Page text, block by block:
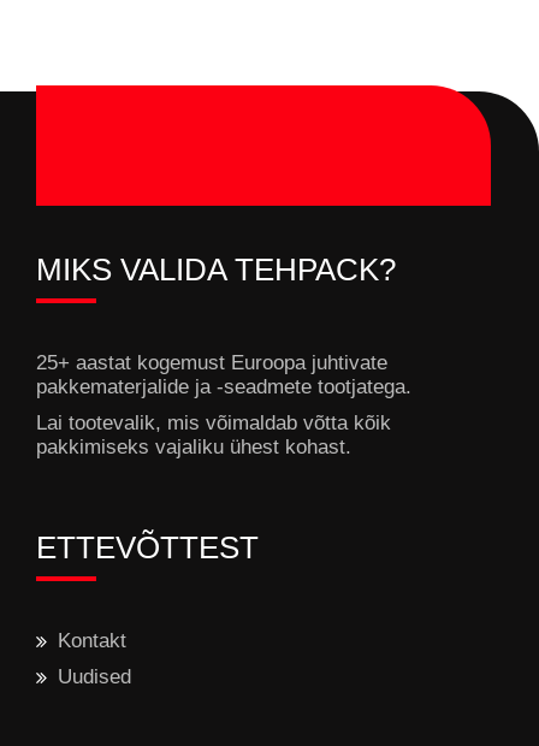
MIKS VALIDA TEHPACK?
25+ aastat kogemust Euroopa juhtivate
pakkematerjalide ja -seadmete tootjatega.
Lai tootevalik, mis võimaldab võtta kõik
pakkimiseks vajaliku ühest kohast.
ETTEVÕTTEST
Kontakt
Uudised